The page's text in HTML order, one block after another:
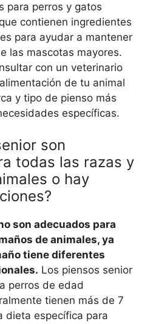
para perros y gatos
contienen ingredientes
para ayudar a mantener
las mascotas mayores.
con un veterinario
de tu animal
y tipo de pienso más
específicas.
son
todas las razas y
o hay
son adecuados para
de animales, ya
tiene diferentes
Los piensos senior
perros de edad
tienen más de 7
dieta específica para